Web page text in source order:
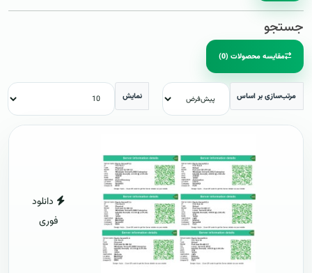
جستجو
مقایسه محصولات (0)
مرتب‌سازی بر اساس نمایش
دانلود
فوری